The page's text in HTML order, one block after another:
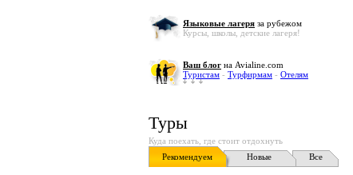
Языковые лагеря за рубежом
Курсы, школы, детские лагеря!
Ваш блог на Avialine.com
Туристам - Турфирмам - Отелям
Туры
Куда поехать, где стоит отдохнуть
Рекомендуем
Новые Все